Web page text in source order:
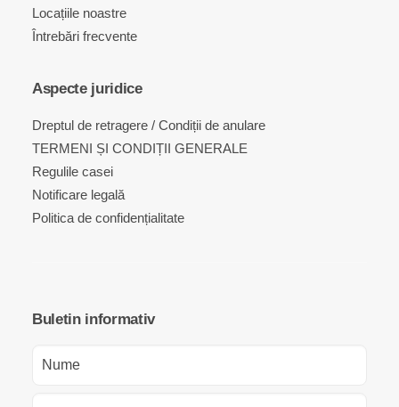
Locațiile noastre
Întrebări frecvente
Aspecte juridice
Dreptul de retragere / Condiții de anulare
TERMENI ȘI CONDIȚII GENERALE
Regulile casei
Notificare legală
Politica de confidențialitate
Buletin informativ